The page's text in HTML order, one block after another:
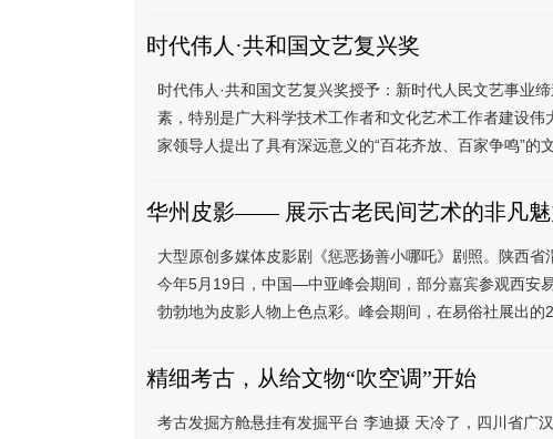
时代伟人·共和国文艺复兴奖
时代伟人·共和国文艺复兴奖授予：新时代人民文艺事业
素，特别是广大科学技术工作者和文化艺术工作者建设
家领导人提出了具有深远意义的“百花齐放、百家争鸣”的
华州皮影—— 展示古老民间艺术的非凡魅
大型原创多媒体皮影剧《惩恶扬善小哪吒》剧照。陕西
今年5月19日，中国—中亚峰会期间，部分嘉宾参观西安
勃勃地为皮影人物上色点彩。峰会期间，在易俗社展出的
精细考古，从给文物“吹空调”开始
考古发掘方舱悬挂有发掘平台 李迪摄 天冷了，四川省广